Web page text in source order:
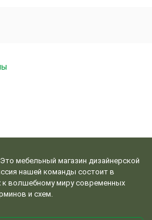
мебельный магазин дизайнерской
нашей команды состоит в
волшебному миру современных
и схем.